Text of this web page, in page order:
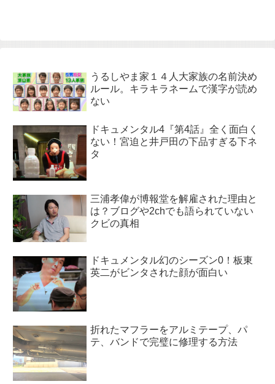
うるしやま家１４人大家族の名前決め
ルール。キラキラネームで漢字が読め
ない
ドキュメンタル4『第4話』全く面白く
ない！宮迫と井戸田の下品すぎる下ネ
タ
三浦孝偉が博報堂を解雇された理由と
は？ブログや2chでも語られていない
クビの真相
ドキュメンタル幻のシーズン0！板東
英二がビンタされた顔が面白い
折れたマフラーをアルミテープ、パ
テ、バンドで完璧に修理する方法